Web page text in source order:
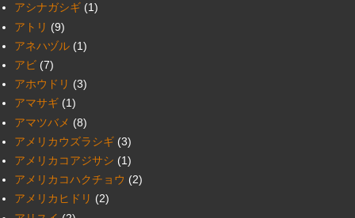
アシナガシギ (1)
アトリ (9)
アネハヅル (1)
アビ (7)
アホウドリ (3)
アマサギ (1)
アマツバメ (8)
アメリカウズラシギ (3)
アメリカコアジサシ (1)
アメリカコハクチョウ (2)
アメリカヒドリ (2)